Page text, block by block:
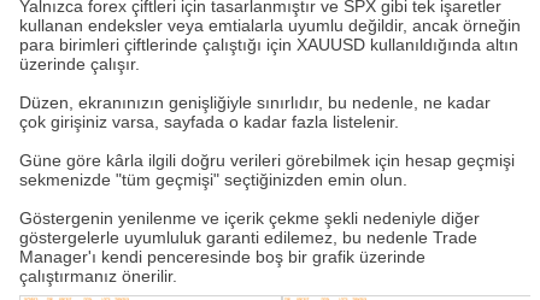
Yalnızca forex çiftleri için tasarlanmıştır ve SPX gibi tek işaretler
kullanan endeksler veya emtialarla uyumlu değildir, ancak örneğin
para birimleri çiftlerinde çalıştığı için XAUUSD kullanıldığında altın
üzerinde çalışır.
Düzen, ekranınızın genişliğiyle sınırlıdır, bu nedenle, ne kadar
çok girişiniz varsa, sayfada o kadar fazla listelenir.
Güne göre kârla ilgili doğru verileri görebilmek için hesap geçmişi
sekmenizde "tüm geçmişi" seçtiğinizden emin olun.
Göstergenin yenilenme ve içerik çekme şekli nedeniyle diğer
göstergelerle uyumluluk garanti edilemez, bu nedenle Trade
Manager'ı kendi penceresinde boş bir grafik üzerinde
çalıştırmanız önerilir.